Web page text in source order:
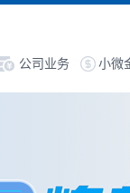
公司业务 小微